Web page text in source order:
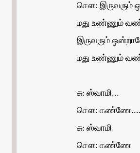
சௌ: இருவரும்
மது உண்ணும்
இருவரும்
மது உண்ணும்
சு: ஸ்வாமி...
சௌ:
சு: ஸ்வாமி
சௌ: கண்ணே